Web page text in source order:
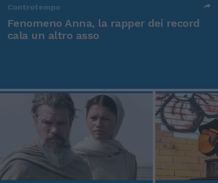
Controtempo
Fenomeno Anna, la rapper dei record
cala un altro asso